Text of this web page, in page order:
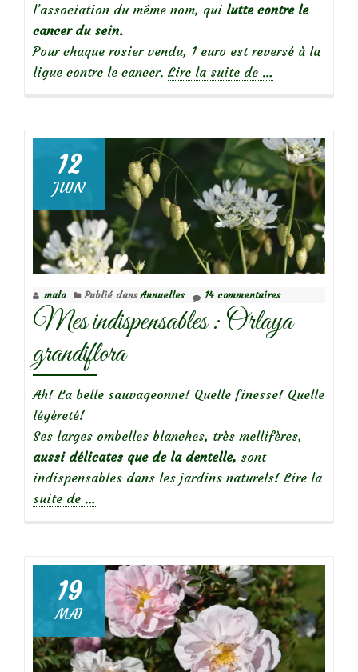
l’association du même nom, qui lutte contre le
cancer du sein.
Pour chaque rosier vendu, 1 euro est reversé à la
ligue contre le cancer. Lire la suite de
Focus
sur
le
Rosier
‘Myriam
courir
pour
…
12
JUIN
malo Publié dansAnnuelles 14 commentaires
Mes indispensables : Orlaya
grandiflora
Ah! La belle sauvageonne! Quelle finesse! Quelle
légèreté!
Ses larges ombelles blanches, très mellifères,
aussi délicates que de la dentelle, sont
indispensables dans les jardins naturels! Lire la
suite de à
Orlaya
grandiflora
…
19
MAI